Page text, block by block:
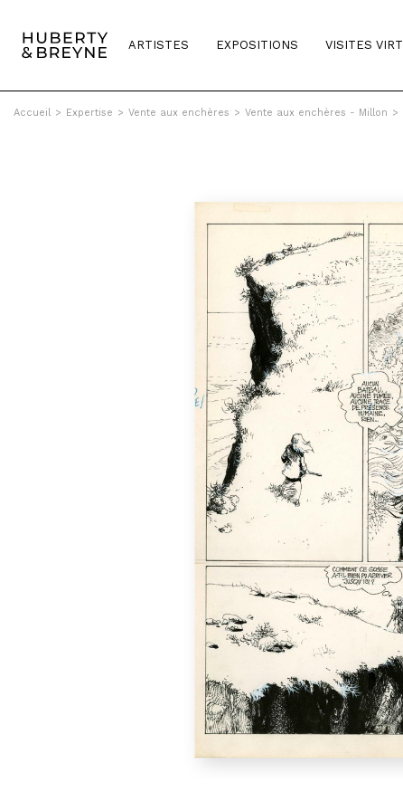
ARTISTES EXPOSITIONS VISITES
Accueil > Expertise > Vente aux enchères > Vente aux enchères - Millon >